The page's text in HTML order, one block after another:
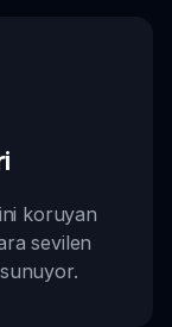
koruyan
sevilen